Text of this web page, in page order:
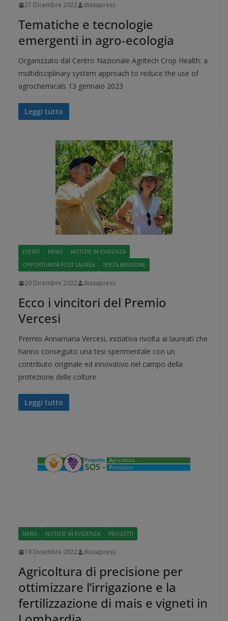
27 Dicembre 2022 disaapress
Tematiche e tecnologie
emergenti in agro-ecologia
Organizzato dal Centro Nazionale Agritech Crop Health: a
multidisciplinary system approach to reduce the use of
agrochemicals 13 gennaio 2023
Leggi tutto
EVENTI NEWS
NOTIZIE IN EVIDENZA
OPPORTUNITÀ POST LAUREA
TERZA MISSIONE
20 Dicembre 2022 disaapress
Ecco i vincitori del Premio
Vercesi
Premio Annamaria Vercesi, iniziativa rivolta ai laureati che
hanno conseguito una tesi sperimentale con un
contributo originale ed innovativo nel campo della
protezione delle colture
Leggi tutto
NEWS NOTIZIE IN EVIDENZA PROGETTI
19 Dicembre 2022 disaapress
Agricoltura di precisione per
ottimizzare l’irrigazione e la
fertilizzazione di mais e vigneti in